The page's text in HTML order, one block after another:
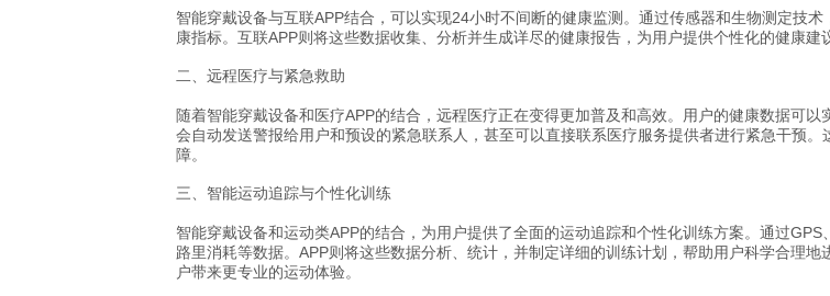
智能穿戴设备与互联APP结合，可以实现24小时不间断的健康监测。通过传感器和生物测定技
康指标。互联APP则将这些数据收集、分析并生成详尽的健康报告，为用户提供个性化的健康
二、远程医疗与紧急救助
随着智能穿戴设备和医疗APP的结合，远程医疗正在变得更加普及和高效。用户的健康数据可
会自动发送警报给用户和预设的紧急联系人，甚至可以直接联系医疗服务提供者进行紧急干预
障。
三、智能运动追踪与个性化训练
智能穿戴设备和运动类APP的结合，为用户提供了全面的运动追踪和个性化训练方案。通过
路里消耗等数据。APP则将这些数据分析、统计，并制定详细的训练计划，帮助用户科学合理
户带来更专业的运动体验。